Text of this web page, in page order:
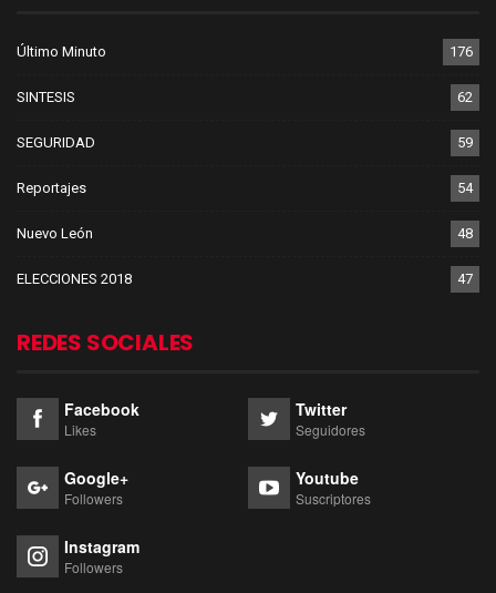
Último Minuto 176
SINTESIS 62
SEGURIDAD 59
Reportajes 54
Nuevo León 48
ELECCIONES 2018 47
REDES SOCIALES
Facebook
Likes
Twitter
Seguidores
Google+
Followers
Youtube
Suscriptores
Instagram
Followers